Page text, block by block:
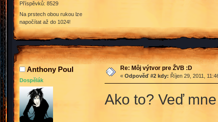
Příspěvků: 8529
Na prstech obou rukou lze
napočítat až do 1024!
Anthony Poul
Dospělák
Re: Môj výtvor pre ŽVB :D
« Odpověď #2 kdy: Říjen 29, 2011,
Ako to? Veď